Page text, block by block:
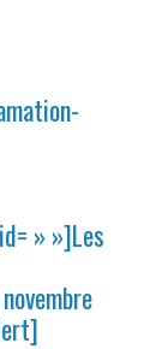
» »]Les